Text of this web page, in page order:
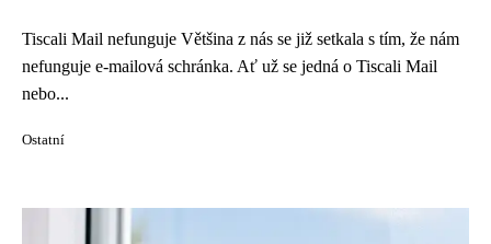
Tiscali Mail nefunguje Většina z nás se již setkala s tím, že nám
nefunguje e-mailová schránka. Ať už se jedná o Tiscali Mail
nebo...
Ostatní